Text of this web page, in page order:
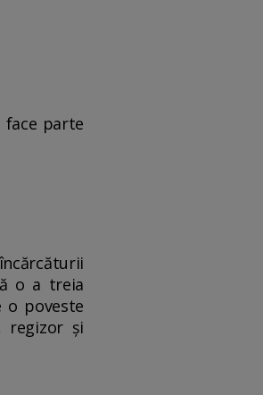
face parte
o a treia
o poveste
regizor și